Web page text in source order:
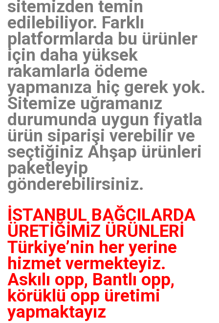
sitemizden temin
edilebiliyor. Farklı
platformlarda bu ürünler
için daha yüksek
rakamlarla ödeme
yapmanıza hiç gerek yok.
Sitemize uğramanız
durumunda uygun fiyatla
ürün siparişi verebilir ve
seçtiğiniz Ahşap ürünleri
paketleyip
gönderebilirsiniz.
İSTANBUL BAĞCILARDA
ÜRETİĞİMİZ ÜRÜNLERİ
Türkiye’nin her yerine
hizmet vermekteyiz.
Askılı opp, Bantlı opp,
körüklü opp üretimi
yapmaktayız